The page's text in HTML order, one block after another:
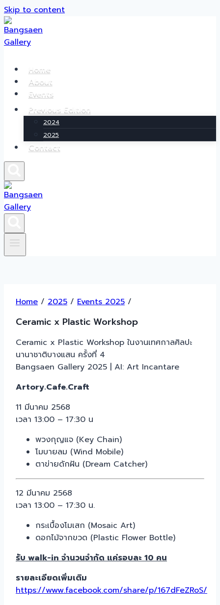
Skip to content
Home
About
Events
Previous Edition
2024
2025
Contact
Home / 2025 / Events 2025 /
Ceramic x Plastic Workshop
Ceramic x Plastic Workshop ในงานเทศกาลศิลปะ
นานาชาติบางแสน ครั้งที่ 4
Bangsaen Gallery 2025 | AI: Art Incantare
Artory.Cafe.Craft
11 มีนาคม 2568
เวลา 13:00 – 17:30 น
พวงกุญแจ (Key Chain)
โมบายลม (Wind Mobile)
ตาข่ายดักฝัน (Dream Catcher)
12 มีนาคม 2568
เวลา 13:00 – 17:30 น.
กระเบื้องโมเสก (Mosaic Art)
ดอกไม้จากขวด (Plastic Flower Bottle)
รับ walk-in จำนวนจำกัด แค่รอบละ 10 คน
รายละเอียดเพิ่มเติม
https://www.facebook.com/share/p/167dFeZRoS/